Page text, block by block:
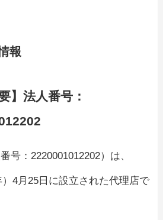
報
】法人番号：
号：2220001012202）は、
4月25日に設立された代理店で